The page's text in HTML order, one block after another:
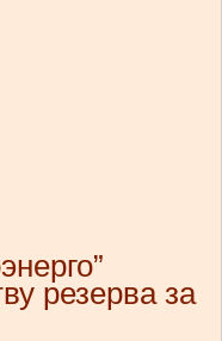
резерва за